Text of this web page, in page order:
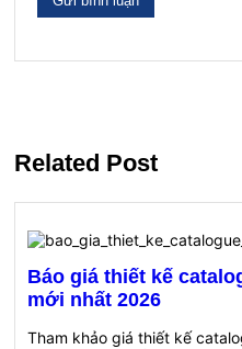
Related Post
Báo giá thiết kế
mới nhất 2026
Tham khảo giá thiết kế